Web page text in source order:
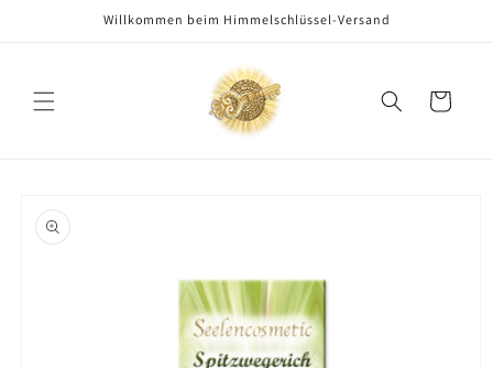
Willkommen beim Himmelschlüssel-Versand
Warenkorb